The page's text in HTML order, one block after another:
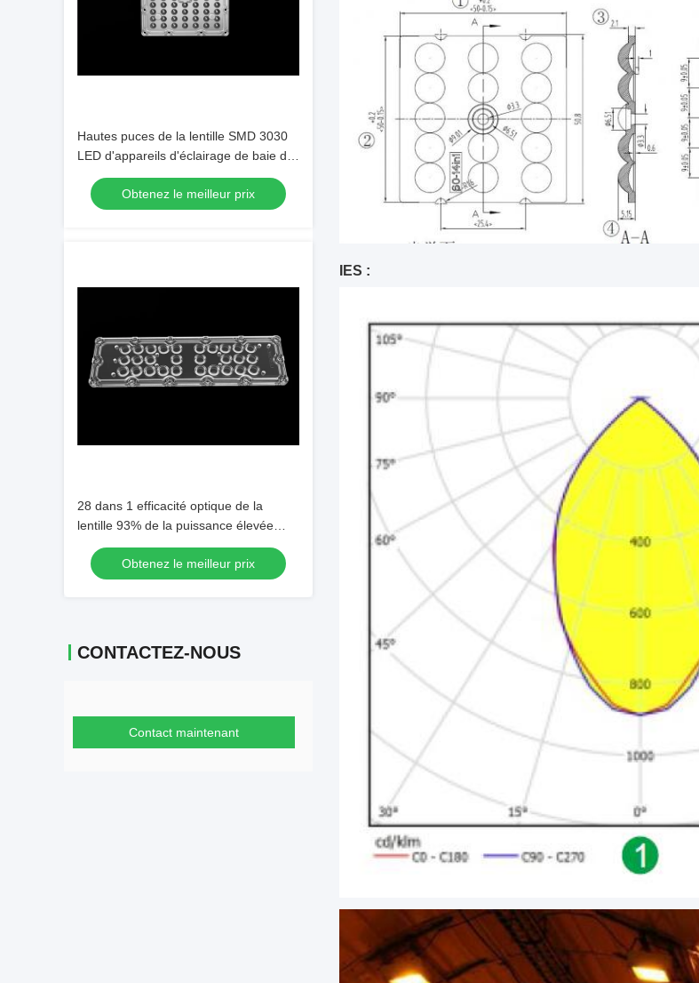
Hautes puces de la lentille SMD 3030
LED d'appareils d'éclairage de baie de
la place LED avec la carte PCB d'AL
Obtenez le meilleur prix
28 dans 1 efficacité optique de la
lentille 93% de la puissance élevée
LED avec Philips 5050 puces de LED
Obtenez le meilleur prix
CONTACTEZ-NOUS
Contact maintenant
IES :